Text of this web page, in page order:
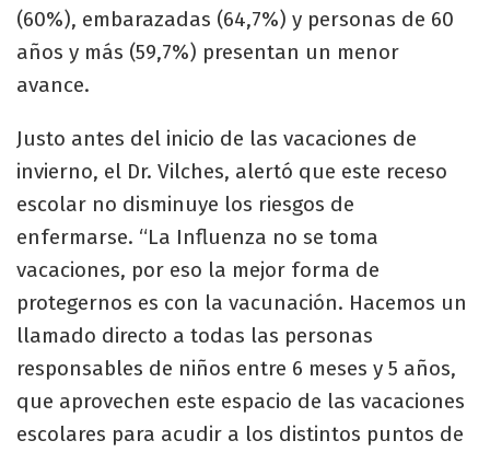
(60%), embarazadas (64,7%) y personas de 60
años y más (59,7%) presentan un menor
avance.
Justo antes del inicio de las vacaciones de
invierno, el Dr. Vilches, alertó que este receso
escolar no disminuye los riesgos de
enfermarse. “La Influenza no se toma
vacaciones, por eso la mejor forma de
protegernos es con la vacunación. Hacemos un
llamado directo a todas las personas
responsables de niños entre 6 meses y 5 años,
que aprovechen este espacio de las vacaciones
escolares para acudir a los distintos puntos de